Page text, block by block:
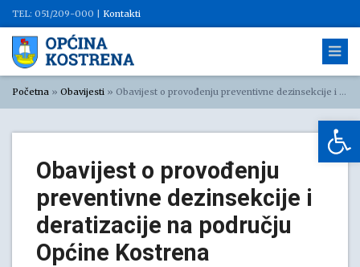
TEL: 051/209-000 | Kontakti
Početna » Obavijesti » Obavijest o provođenju preventivne dezinsekcije i deratizacije na području Općine Kostrena
Obavijest o provođenju
preventivne dezinsekcije i
deratizacije na području
Općine Kostrena